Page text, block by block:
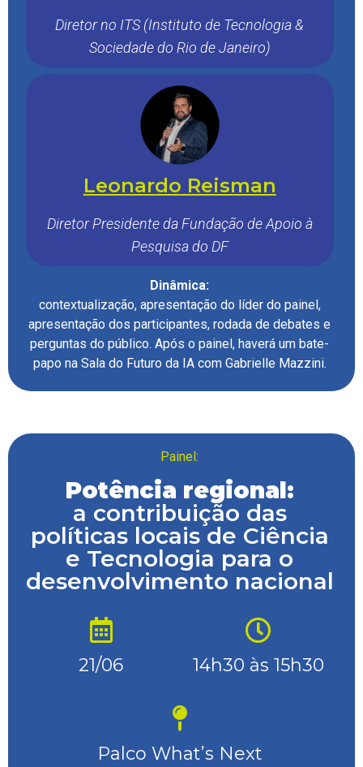
Diretor no ITS (Instituto de Tecnologia &
Sociedade do Rio de Janeiro)
Leonardo Reisman
Diretor Presidente da Fundação de Apoio à
Pesquisa do DF
Dinâmica:
contextualização, apresentação do líder do painel,
apresentação dos participantes, rodada de debates e
perguntas do público. Após o painel, haverá um bate-
papo na Sala do Futuro da IA com Gabrielle Mazzini.
Painel:
Potência regional:
a contribuição das
políticas locais de Ciência
e Tecnologia para o
desenvolvimento nacional
21/06 14h30 às 15h30
Palco What’s Next